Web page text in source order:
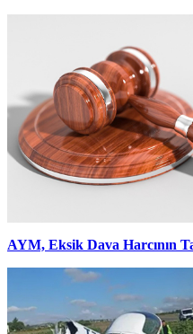
AYM, Eksik Dava Harcının